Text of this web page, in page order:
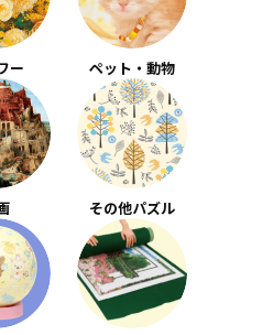
ー ペット・動物
その他パズル